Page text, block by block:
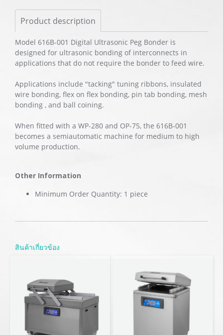
Product description
Model 616B-001 Digital Ultrasonic Peg Bonder is
designed for ultrasonic bonding of interconnects in
applications that do not require the bonder to feed wire.
Applications include "tacking" tuning ribbons, insulated
wire bonding, flex on flex bonding, pin tab bonding, mesh
bonding , and ball coining.
When fitted with a WP-280 and OP-75, the 616B-001
becomes a semiautomatic machine for medium to high
volume production.
Other Information
Minimum Order Quantity: 1 piece
สินค้าเกี่ยวข้อง